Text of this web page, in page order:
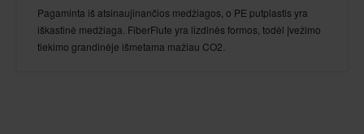
Pagaminta iš atsinaujinančios medžiagos, o PE putplastis yra
iškastinė medžiaga. FiberFlute yra lizdinės formos, todėl įvežimo
tiekimo grandinėje išmetama mažiau CO2.